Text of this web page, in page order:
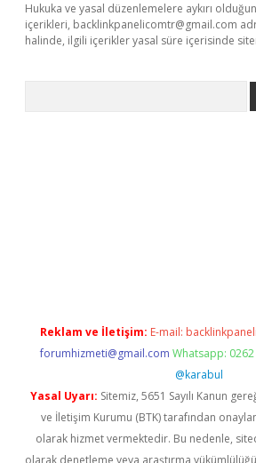
Hukuka ve yasal düzenlemelere aykırı
içerikleri, backlinkpanelicomtr@gmail.com
halinde, ilgili içerikler yasal süre içerisinde
Reklam ve İletişim: E-mail:
forumhizmeti@gmail.com Whatsapp:
@karabul
Yasal Uyarı: Sitemiz, 5651 Sayılı Kanun
ve İletişim Kurumu (BTK) tarafından
olarak hizmet vermektedir. Bu nedenle,
olarak denetleme veya araştırma